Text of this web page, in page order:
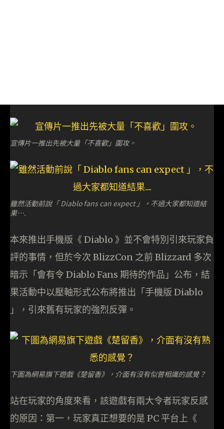
宣傳片一推出先被大量「不喜歡」圍攻。
雖然活動前說「 Diablo fans can expect 」，不過大家都知道結
果….
本來推出手機版《 Diablo 》並不會特別引來玩家負
評的事情，但於今次 BlizzCon 之前 Blizzard 多次
暗示「會有令 Diablo Fans 期待的作品」公布，結
果活動中以壓軸形式公布將推出「手機版 Diablo
」，引來舊有玩家的強烈反彈。
下圖為網易旗下遊戲《楚留香》，介面有沒有似曾相識的感覺？
站在玩家的角度來看，該遊戲有兩大令者玩家反感
的原因：第一，玩家真正想要的是 PC 平台上《